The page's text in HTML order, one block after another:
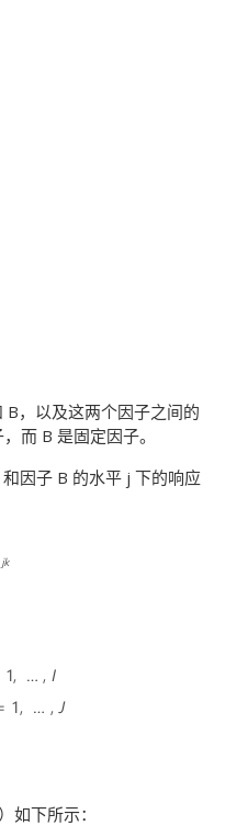
，以及这两个因子之间的
而 B 是固定因子。
因子 B 的水平 j 下的响应
）如下所示：